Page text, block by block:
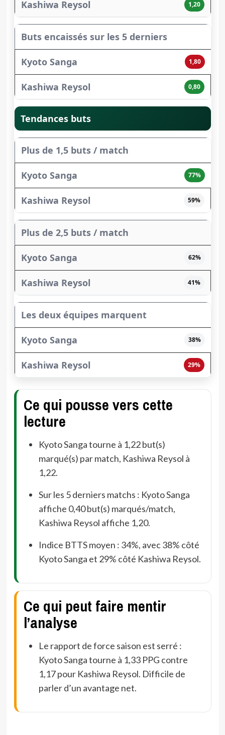
1,20
Buts encaissés sur les 5 derniers
1,80
0,80
Tendances buts
Plus de 1,5 buts / match
77%
59%
Plus de 2,5 buts / match
62%
41%
Les deux équipes marquent
38%
29%
Ce qui pousse vers cette
lecture
Kyoto Sanga tourne à 1,22 but(s)
marqué(s) par match, Kashiwa Reysol à
1,22.
Sur les 5 derniers matchs : Kyoto Sanga
affiche 0,40 but(s) marqués/match,
Kashiwa Reysol affiche 1,20.
Indice BTTS moyen : 34%, avec 38% côté
Kyoto Sanga et 29% côté Kashiwa Reysol.
Ce qui peut faire mentir
l’analyse
Le rapport de force saison est serré :
Kyoto Sanga tourne à 1,33 PPG contre
1,17 pour Kashiwa Reysol. Difficile de
parler d’un avantage net.